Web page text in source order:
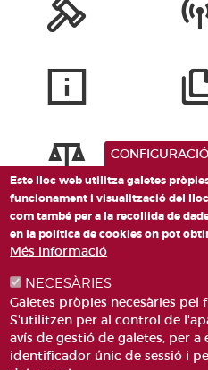
Este lloc web utilitza galetes
funcionament i visualització del
com també per a la recollida de
en la política de cookies on pot
Més informació
NECESÀRIES
Galetes pròpies necesàries
S'utilitzen per al control de
avís de gestió de galetes, per
identificador únic de sessió i